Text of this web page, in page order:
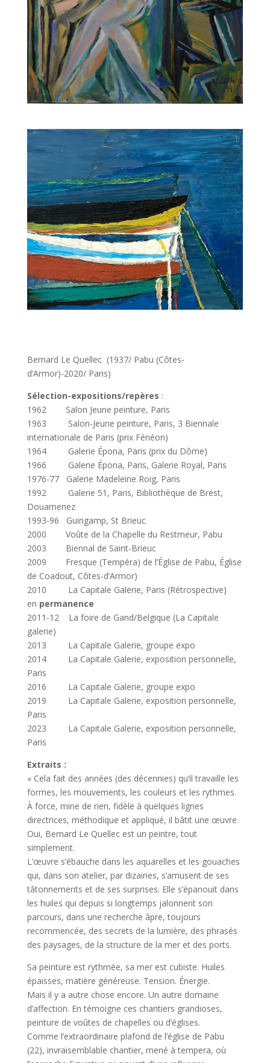
Bernard Le Quellec (1937/ Pabu (Côtes-
d’Armor)-2020/ Paris)
Sélection-expositions/repères :
1962 Salon Jeune peinture, Paris
1963 Salon-Jeune peinture, Paris, 3 Biennale
internationale de Paris (prix Fénéon)
1964 Galerie Épona, Paris (prix du Dôme)
1966 Galerie Épona, Paris, Galerie Royal, Paris
1976-77 Galerie Madeleine Roig, Paris
1992 Galerie 51, Paris, Bibliothèque de Brest,
Douarnenez
1993-96 Guingamp, St Brieuc
2000 Voûte de la Chapelle du Restmeur, Pabu
2003 Biennal de Saint-Brieuc
2009 Fresque (Tempéra) de l’Église de Pabu, Église
de Coadout, Côtes-d’Armor)
2010 La Capitale Galerie, Paris (Rétrospective)
en permanence
2011-12 La foire de Gand/Belgique (La Capitale
galerie)
2013 La Capitale Galerie, groupe expo
2014 La Capitale Galerie, exposition personnelle,
Paris
2016 La Capitale Galerie, groupe expo
2019 La Capitale Galerie, exposition personnelle,
Paris
2023 La Capitale Galerie, exposition personnelle,
Paris
Extraits :
« Cela fait des années (des décennies) qu’il travaille les
formes, les mouvements, les couleurs et les rythmes.
À force, mine de rien, fidèle à quelques lignes
directrices, méthodique et appliqué, il bâtit une œuvre.
Oui, Bernard Le Quellec est un peintre, tout
simplement.
L’œuvre s’ébauche dans les aquarelles et les gouaches
qui, dans son atelier, par dizaines, s’amusent de ses
tâtonnements et de ses surprises. Elle s’épanouit dans
les huiles qui depuis si longtemps jalonnent son
parcours, dans une recherche âpre, toujours
recommencée, des secrets de la lumière, des phrasés
des paysages, de la structure de la mer et des ports.
Sa peinture est rythmée, sa mer est cubiste. Huiles
épaisses, matière généreuse. Tension. Énergie.
Mais il y a autre chose encore. Un autre domaine
d’affection. En témoigne ces chantiers grandioses,
peinture de voûtes de chapelles ou d’églises.
Comme l’extraordinaire plafond de l’église de Pabu
(22), invraisemblable chantier, mené à tempera, où